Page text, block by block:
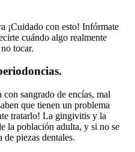
¡Cuidado con esto! Infórmate
cuándo algo realmente
tocar.
sangrado de encías, mal
que tienen un problema
tratarlo! La gingivitis y la
la población adulta, y si no se
de piezas dentales.